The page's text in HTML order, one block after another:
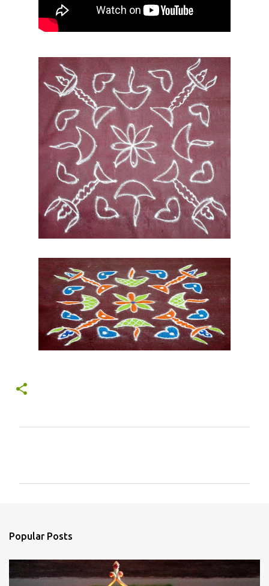
s
Popular Posts